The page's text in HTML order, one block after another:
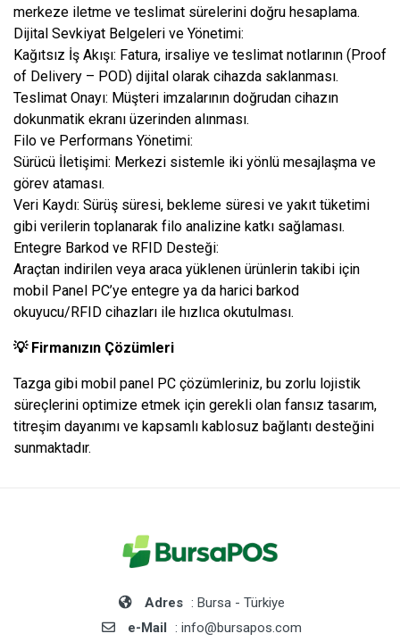
merkeze iletme ve teslimat sürelerini doğru hesaplama.
Dijital Sevkiyat Belgeleri ve Yönetimi:
Kağıtsız İş Akışı: Fatura, irsaliye ve teslimat notlarının (Proof
of Delivery – POD) dijital olarak cihazda saklanması.
Teslimat Onayı: Müşteri imzalarının doğrudan cihazın
dokunmatik ekranı üzerinden alınması.
Filo ve Performans Yönetimi:
Sürücü İletişimi: Merkezi sistemle iki yönlü mesajlaşma ve
görev ataması.
Veri Kaydı: Sürüş süresi, bekleme süresi ve yakıt tüketimi
gibi verilerin toplanarak filo analizine katkı sağlaması.
Entegre Barkod ve RFID Desteği:
Araçtan indirilen veya araca yüklenen ürünlerin takibi için
mobil Panel PC’ye entegre ya da harici barkod
okuyucu/RFID cihazları ile hızlıca okutulması.
💡 Firmanızın Çözümleri
Tazga gibi mobil panel PC çözümleriniz, bu zorlu lojistik
süreçlerini optimize etmek için gerekli olan fansız tasarım,
titreşim dayanımı ve kapsamlı kablosuz bağlantı desteğini
sunmaktadır.
Adres : Bursa - Türkiye
e-Mail : info@bursapos.com